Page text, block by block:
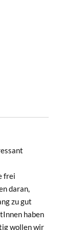
frei
daran,
zu gut
haben
wollen wir